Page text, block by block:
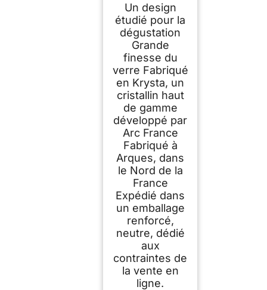
Un design
étudié pour la
dégustation
Grande
finesse du
verre Fabriqué
en Krysta, un
cristallin haut
de gamme
développé par
Arc France
Fabriqué à
Arques, dans
le Nord de la
France
Expédié dans
un emballage
renforcé,
neutre, dédié
aux
contraintes de
la vente en
ligne.